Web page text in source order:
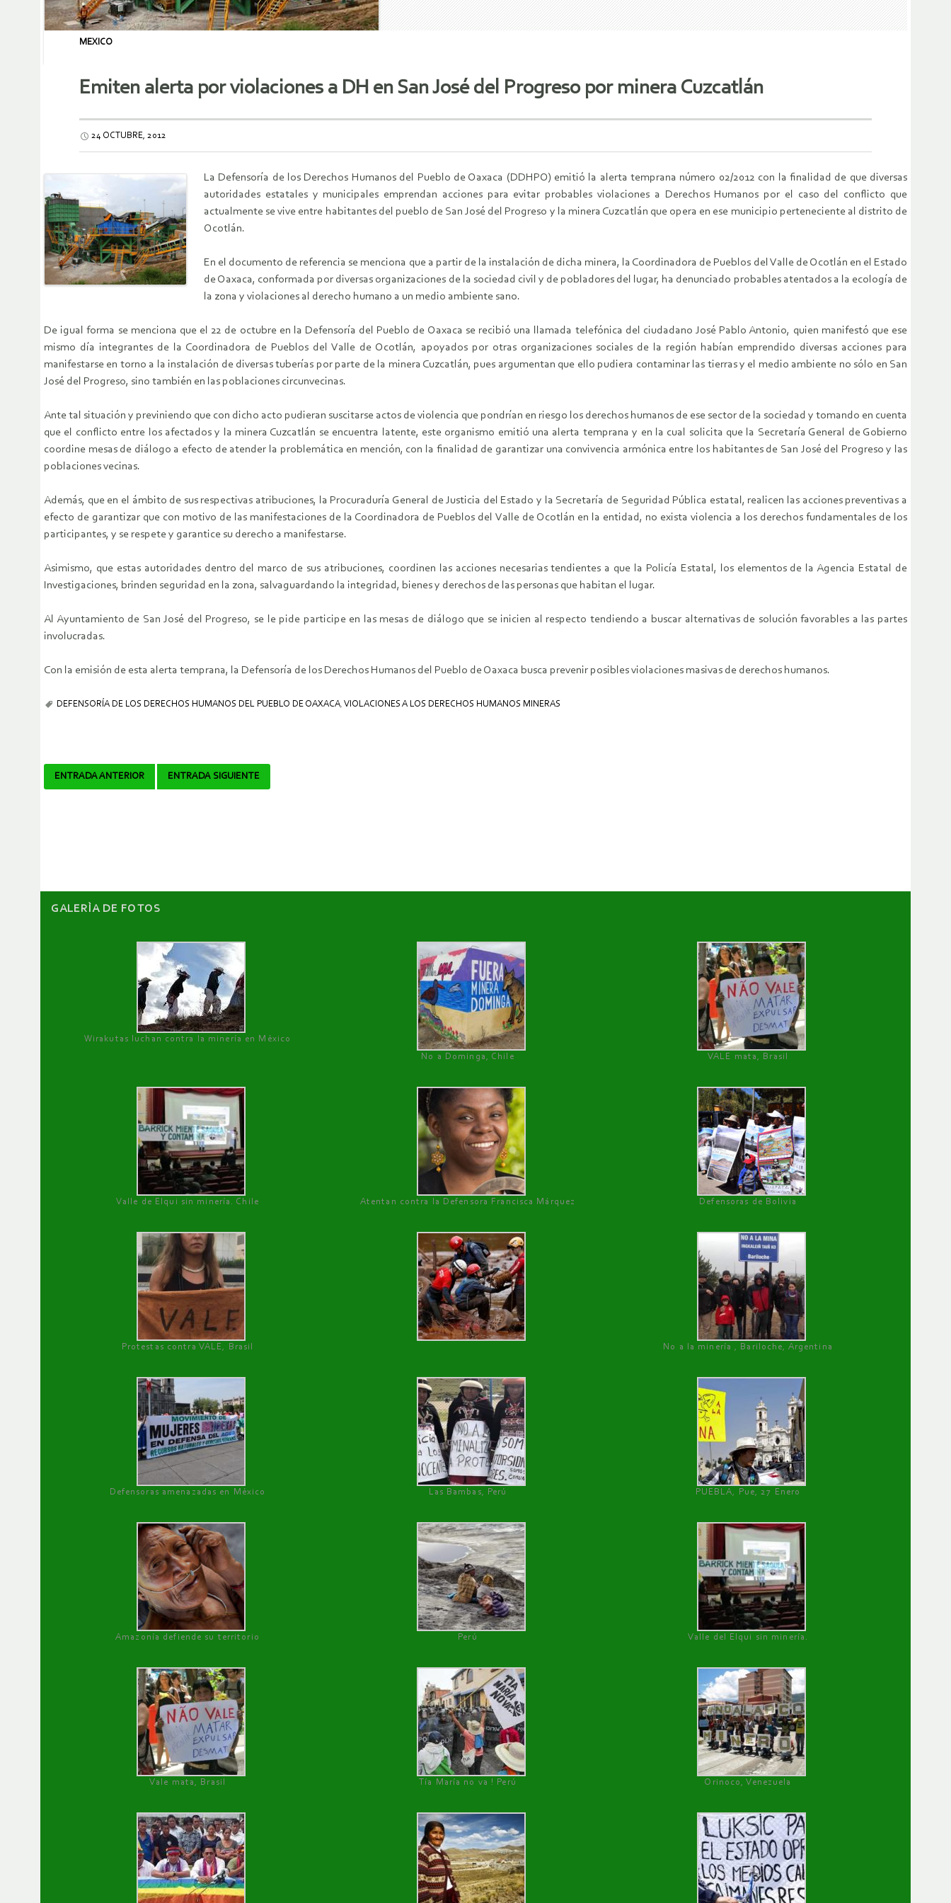
MEXICO
Emiten alerta por violaciones a DH en San José del Progreso por minera Cuzcatlán
24 OCTUBRE, 2012
La Defensoría de los Derechos Humanos del Pueblo de Oaxaca (DDHPO) emitió la alerta temprana número 02/2012 con la finalidad de que diversas
autoridades estatales y municipales emprendan acciones para evitar probables violaciones a Derechos Humanos por el caso del conflicto que
actualmente se vive entre habitantes del pueblo de San José del Progreso y la minera Cuzcatlán que opera en ese municipio perteneciente al distrito de
Ocotlán.
En el documento de referencia se menciona que a partir de la instalación de dicha minera, la Coordinadora de Pueblos del Valle de Ocotlán en el Estado
de Oaxaca, conformada por diversas organizaciones de la sociedad civil y de pobladores del lugar, ha denunciado probables atentados a la ecología de
la zona y violaciones al derecho humano a un medio ambiente sano.
De igual forma se menciona que el 22 de octubre en la Defensoría del Pueblo de Oaxaca se recibió una llamada telefónica del ciudadano José Pablo Antonio, quien manifestó que ese
mismo día integrantes de la Coordinadora de Pueblos del Valle de Ocotlán, apoyados por otras organizaciones sociales de la región habían emprendido diversas acciones para
manifestarse en torno a la instalación de diversas tuberías por parte de la minera Cuzcatlán, pues argumentan que ello pudiera contaminar las tierras y el medio ambiente no sólo en San
José del Progreso, sino también en las poblaciones circunvecinas.
Ante tal situación y previniendo que con dicho acto pudieran suscitarse actos de violencia que pondrían en riesgo los derechos humanos de ese sector de la sociedad y tomando en cuenta
que el conflicto entre los afectados y la minera Cuzcatlán se encuentra latente, este organismo emitió una alerta temprana y en la cual solicita que la Secretaría General de Gobierno
coordine mesas de diálogo a efecto de atender la problemática en mención, con la finalidad de garantizar una convivencia armónica entre los habitantes de San José del Progreso y las
poblaciones vecinas.
Además, que en el ámbito de sus respectivas atribuciones, la Procuraduría General de Justicia del Estado y la Secretaría de Seguridad Pública estatal, realicen las acciones preventivas a
efecto de garantizar que con motivo de las manifestaciones de la Coordinadora de Pueblos del Valle de Ocotlán en la entidad, no exista violencia a los derechos fundamentales de los
participantes, y se respete y garantice su derecho a manifestarse.
Asimismo, que estas autoridades dentro del marco de sus atribuciones, coordinen las acciones necesarias tendientes a que la Policía Estatal, los elementos de la Agencia Estatal de
Investigaciones, brinden seguridad en la zona, salvaguardando la integridad, bienes y derechos de las personas que habitan el lugar.
Al Ayuntamiento de San José del Progreso, se le pide participe en las mesas de diálogo que se inicien al respecto tendiendo a buscar alternativas de solución favorables a las partes
involucradas.
Con la emisión de esta alerta temprana, la Defensoría de los Derechos Humanos del Pueblo de Oaxaca busca prevenir posibles violaciones masivas de derechos humanos.
DEFENSORÍA DE LOS DERECHOS HUMANOS DEL PUEBLO DE OAXACA, VIOLACIONES A LOS DERECHOS HUMANOS MINERAS
Navegador
ENTRADA ANTERIOR ENTRADA SIGUIENTE
GALERÌA DE FOTOS
Wirakutas luchan contra la minería en México
No a Dominga, Chile
VALE mata, Brasil
Valle de Elqui sin minería. Chile Atentan contra la Defensora Francisca Márquez Defensoras de Bolivia
Protestas contra VALE, Brasil No a la minería , Bariloche, Argentina
Defensoras amenazadas en México Las Bambas, Perú PUEBLA, Pue, 27 Enero
Amazonía defiende su territorio Perú Valle del Elqui sin minería.
Vale mata, Brasil Tía María no va ! Perú Orinoco, Venezuela